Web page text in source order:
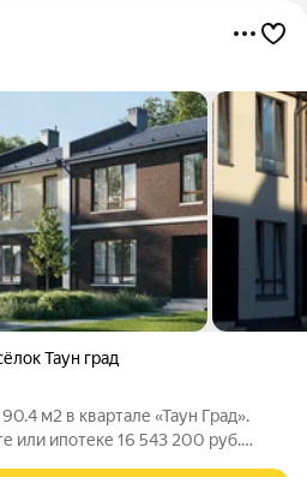
Таун град
м2 в квартале «Таун Град».
или ипотеке 16 543 200 руб.